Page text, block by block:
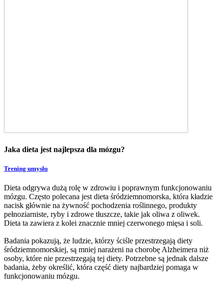
Jaka dieta jest najlepsza dla mózgu?
Trening umysłu
Dieta odgrywa dużą rolę w zdrowiu i poprawnym funkcjonowaniu
mózgu. Często polecana jest dieta śródziemnomorska, która kładzie
nacisk głównie na żywność pochodzenia roślinnego, produkty
pełnoziarniste, ryby i zdrowe tłuszcze, takie jak oliwa z oliwek.
Dieta ta zawiera z kolei znacznie mniej czerwonego mięsa i soli.
Badania pokazują, że ludzie, którzy ściśle przestrzegają diety
śródziemnomorskiej, są mniej narażeni na chorobę Alzheimera niż
osoby, które nie przestrzegają tej diety. Potrzebne są jednak dalsze
badania, żeby określić, która część diety najbardziej pomaga w
funkcjonowaniu mózgu.